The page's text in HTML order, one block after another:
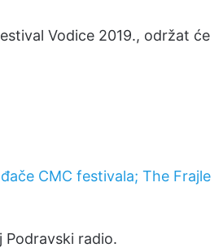
Vodice 2019., održat će
CMC festivala; The Frajle
Podravski radio.